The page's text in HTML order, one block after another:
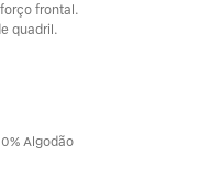
frontal.
quadril.
Algodão